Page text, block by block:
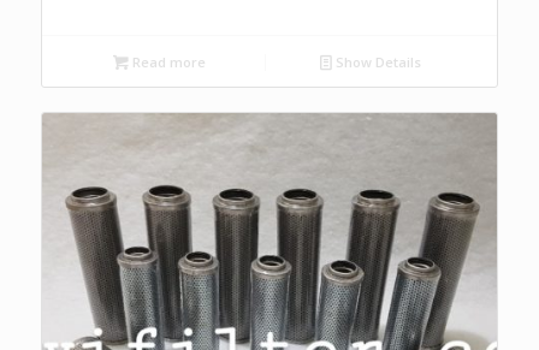
Read more Show Details